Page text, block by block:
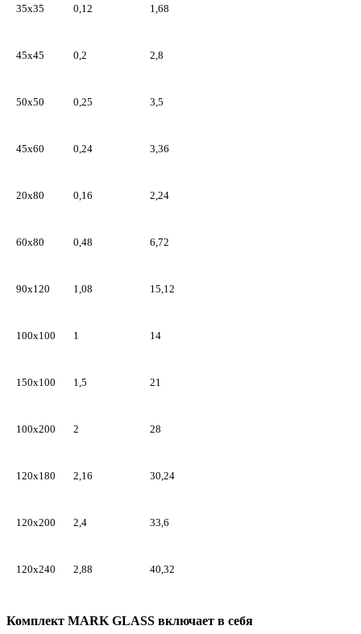
35х35 0,12 1,68
45х45 0,2 2,8
50х50 0,25 3,5
45х60 0,24 3,36
20х80 0,16 2,24
60х80 0,48 6,72
90х120 1,08 15,12
100х100 1 14
150х100 1,5 21
100х200 2 28
120х180 2,16 30,24
120х200 2,4 33,6
120х240 2,88 40,32
Комплект MARK GLASS включает в себя